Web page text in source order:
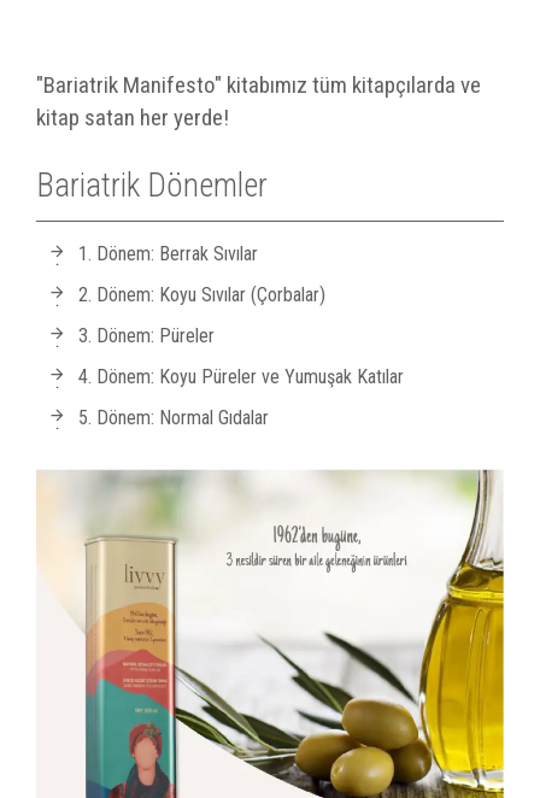
"Bariatrik Manifesto" kitabımız tüm kitapçılarda ve
kitap satan her yerde!
Bariatrik Dönemler
1. Dönem: Berrak Sıvılar
2. Dönem: Koyu Sıvılar (Çorbalar)
3. Dönem: Püreler
4. Dönem: Koyu Püreler ve Yumuşak Katılar
5. Dönem: Normal Gıdalar